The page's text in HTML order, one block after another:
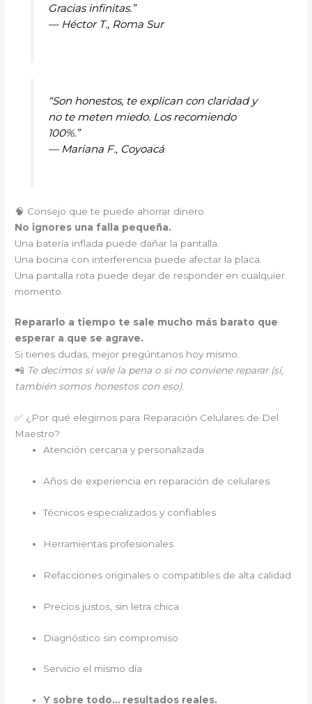
Gracias infinitas.”
— Héctor T., Roma Sur
“Son honestos, te explican con claridad y
no te meten miedo. Los recomiendo
100%.”
— Mariana F., Coyoacá
🧠 Consejo que te puede ahorrar dinero
No ignores una falla pequeña.
Una batería inflada puede dañar la pantalla.
Una bocina con interferencia puede afectar la placa.
Una pantalla rota puede dejar de responder en cualquier
momento.
Repararlo a tiempo te sale mucho más barato que
esperar a que se agrave.
Si tienes dudas, mejor pregúntanos hoy mismo.
📲 Te decimos si vale la pena o si no conviene reparar (sí,
también somos honestos con eso).
✅ ¿Por qué elegirnos para Reparación Celulares de Del
Maestro?
Atención cercana y personalizada
Años de experiencia en reparación de celulares
Técnicos especializados y confiables
Herramientas profesionales
Refacciones originales o compatibles de alta calidad
Precios justos, sin letra chica
Diagnóstico sin compromiso
Servicio el mismo día
Y sobre todo… resultados reales.